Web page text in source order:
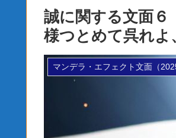
誠に関する文面
様つとめて呉れ
マンデラ・エフェクト文面（